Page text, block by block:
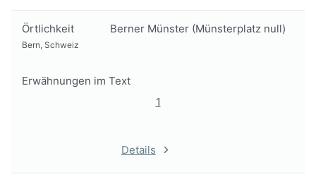
Örtlichkeit Berner Münster (Münsterplatz null)
Bern, Schweiz
Erwähnungen im Text
1
Details